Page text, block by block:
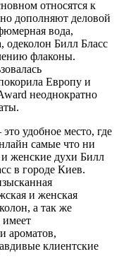
относятся к
дополняют деловой
вода,
одеколон Билл Бласс
флаконы.
Европу и
неоднократно
удобное место, где
самые что ни
женские духи Билл
в городе Киев.
и женская
а так же
ароматов,
клиентские